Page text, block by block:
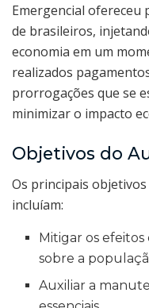
Emergencial ofereceu
de brasileiros,
economia em um
realizados
prorrogações que se
minimizar o impacto
Objetivos do
Os principais objetivos
incluíam:
Mitigar os
sobre a
Auxiliar a